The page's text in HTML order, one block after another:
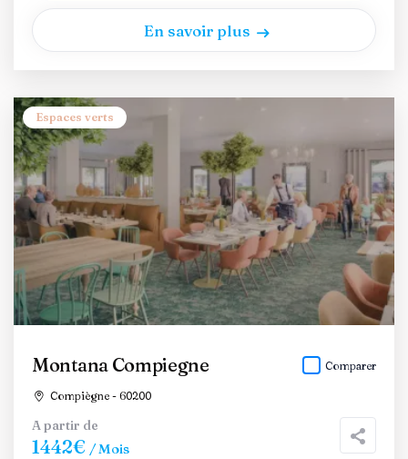
En savoir plus
Espaces verts
Montana Compiegne
Compiègne - 60200
Comparer
A partir de
1442€ / Mois